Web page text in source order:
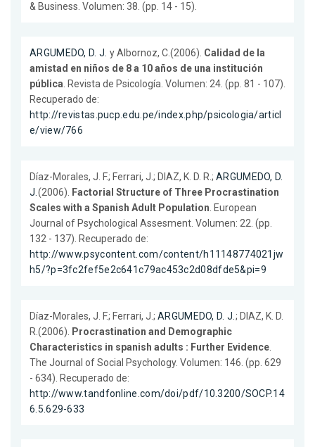
& Business. Volumen: 38. (pp. 14 - 15).
ARGUMEDO, D. J. y Albornoz, C.(2006). Calidad de la
amistad en niños de 8 a 10 años de una institución
pública. Revista de Psicología. Volumen: 24. (pp. 81 - 107).
Recuperado de:
http://revistas.pucp.edu.pe/index.php/psicologia/articl
e/view/766
Díaz-Morales, J. F.; Ferrari, J.; DIAZ, K. D. R.; ARGUMEDO, D.
J.(2006). Factorial Structure of Three Procrastination
Scales with a Spanish Adult Population. European
Journal of Psychological Assesment. Volumen: 22. (pp.
132 - 137). Recuperado de:
http://www.psycontent.com/content/h11148774021jw
h5/?p=3fc2fef5e2c641c79ac453c2d08dfde5&pi=9
Díaz-Morales, J. F.; Ferrari, J.; ARGUMEDO, D. J.; DIAZ, K. D.
R.(2006). Procrastination and Demographic
Characteristics in spanish adults : Further Evidence.
The Journal of Social Psychology. Volumen: 146. (pp. 629
- 634). Recuperado de:
http://www.tandfonline.com/doi/pdf/10.3200/SOCP.14
6.5.629-633